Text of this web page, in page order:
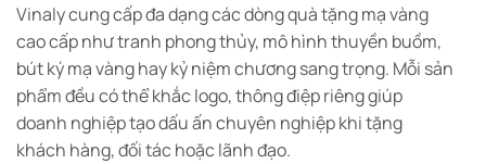
Vinaly cung cấp đa dạng các dòng quà tặng mạ vàng
cao cấp như tranh phong thủy, mô hình thuyền buồm,
bút ký mạ vàng hay kỷ niệm chương sang trọng. Mỗi sản
phẩm đều có thể khắc logo, thông điệp riêng giúp
doanh nghiệp tạo dấu ấn chuyên nghiệp khi tặng
khách hàng, đối tác hoặc lãnh đạo.